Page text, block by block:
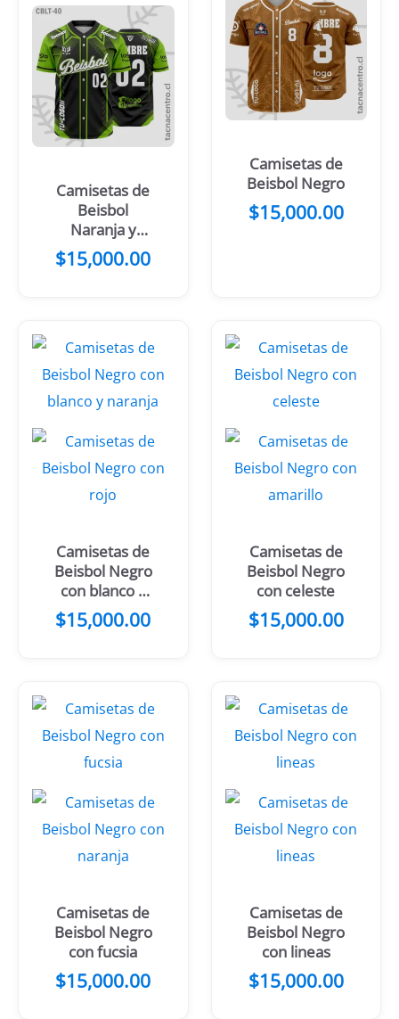
Camisetas de
Beisbol
Naranja y
negro
$15,000.00
Camisetas de
Beisbol Negro
$15,000.00
Camisetas de
Beisbol Negro
con blanco y
naranja
$15,000.00
Camisetas de
Beisbol Negro
con celeste
$15,000.00
Camisetas de
Beisbol Negro
con fucsia
$15,000.00
Camisetas de
Beisbol Negro
con lineas
$15,000.00